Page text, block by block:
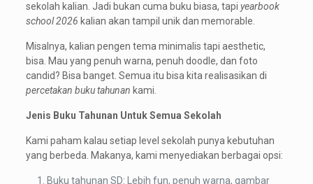
sekolah kalian. Jadi bukan cuma buku biasa, tapi yearbook
school 2026 kalian akan tampil unik dan memorable.
Misalnya, kalian pengen tema minimalis tapi aesthetic,
bisa. Mau yang penuh warna, penuh doodle, dan foto
candid? Bisa banget. Semua itu bisa kita realisasikan di
percetakan buku tahunan kami.
Jenis Buku Tahunan Untuk Semua Sekolah
Kami paham kalau setiap level sekolah punya kebutuhan
yang berbeda. Makanya, kami menyediakan berbagai opsi:
Buku tahunan SD: Lebih fun, penuh warna, gambar